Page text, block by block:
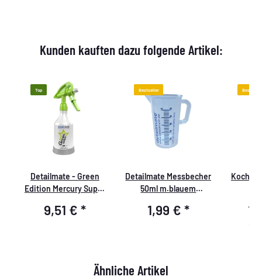
Kunden kauften dazu folgende Artikel:
Top
Detailmate - Green
Edition Mercury Super
L
9,51 € *
Bestseller
Detailmate Messbecher
50ml m.blauem
1,99 € *
Bestseller
Koch
Ähnliche Artikel